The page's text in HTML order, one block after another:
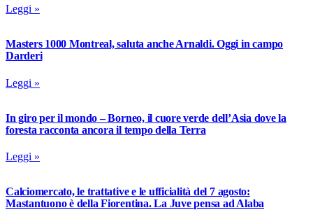
Leggi »
Masters 1000 Montreal, saluta anche Arnaldi. Oggi in campo
Darderi
Leggi »
In giro per il mondo – Borneo, il cuore verde dell’Asia dove la
foresta racconta ancora il tempo della Terra
Leggi »
Calciomercato, le trattative e le ufficialità del 7 agosto:
Mastantuono è della Fiorentina. La Juve pensa ad Alaba